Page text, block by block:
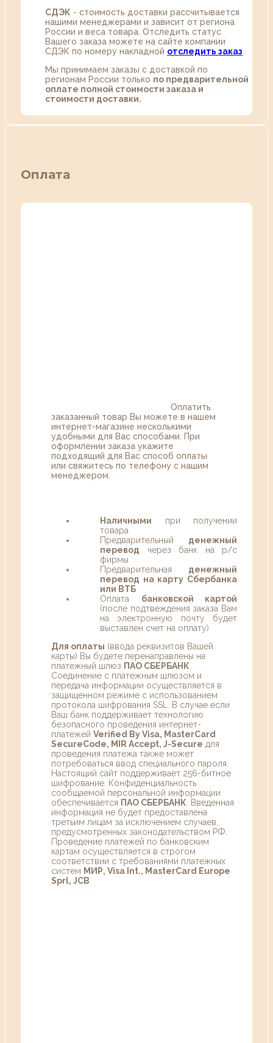
СДЭК - стоимость доставки рассчитывается
нашими менеджерами и зависит от региона
России и веса товара. Отследить статус
Вашего заказа можете на сайте компании
СДЭК по номеру накладной отследить заказ
Мы принимаем заказы с доставкой по
регионам России только по предварительной
оплате полной стоимости заказа и
стоимости доставки.
Оплата
Оплатить
заказанный товар Вы можете в нашем
интернет-магазине несколькими
удобными для Вас способами. При
оформлении заказа укажите
подходящий для Вас способ оплаты
или свяжитесь по телефону с нашим
менеджером.
Наличными при получении
товара
Предварительный денежный
перевод через банк на р/с
фирмы
Предварительная денежный
перевод на карту Сбербанка
или ВТБ
Оплата банковской картой
(после подтвеждения заказа Вам
на электронную почту будет
выставлен счет на оплату)
Для оплаты (ввода реквизитов Вашей
карты) Вы будете перенаправлены на
платежный шлюз ПАО СБЕРБАНК
Соединение с платежным шлюзом и
передача информации осуществляется в
защищенном режиме с использованием
протокола шифрования SSL. В случае если
Ваш банк поддерживает технологию
безопасного проведения интернет-
платежей Verified By Visa, MasterCard
SecureCode, MIR Accept, J-Secure для
проведения платежа также может
потребоваться ввод специального пароля.
Настоящий сайт поддерживает 256-битное
шифрование. Конфиденциальность
сообщаемой персональной информации
обеспечивается ПАО СБЕРБАНК . Введенная
информация не будет предоставлена
третьим лицам за исключением случаев,
предусмотренных законодательством РФ.
Проведение платежей по банковским
картам осуществляется в строгом
соответствии с требованиями платежных
систем МИР, Visa Int., MasterCard Europe
Sprl, JCB